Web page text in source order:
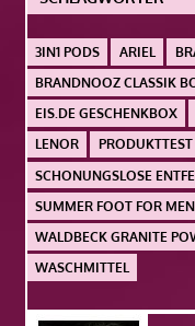
3IN1 PODS ARIEL
BRANDNOOZ CLASSIK
EIS.DE GESCHENKBOX
LENOR
PRODUKTTEST
SCHONUNGSLOSE
SUMMER FOOT FOR MEN
WALDBECK GRANITE
WASCHMITTEL